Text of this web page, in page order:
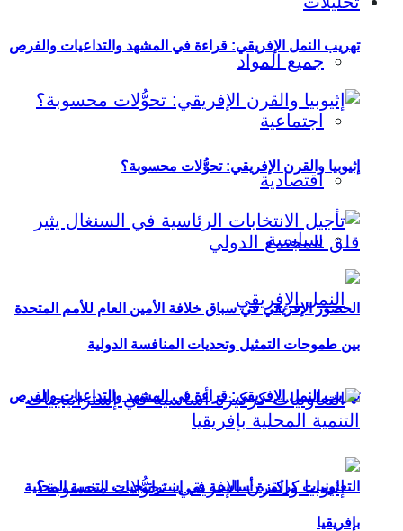
جميع المواد
اجتماعية
اقتصادية
سياسية
تهريب النمل الإفريقي: قراءة في المشهد والتداعيات والفرص
تهريب النمل الإفريقي: قراءة في المشهد والتداعيات والفرص
إثيوبيا والقرن الإفريقي: تحوُّلات محسوبة؟
الحضور الإفريقي في سباق خلافة الأمين العام للأمم المتحدة
بين طموحات التمثيل وتحديات المنافسة الدولية
التعاونيات كركيزة أساسية في إستراتيجيات التنمية المحلية
بإفريقيا